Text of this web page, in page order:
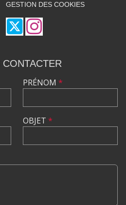
GESTION DES COOKIES
CONTACTER
PRÉNOM *
OBJET *